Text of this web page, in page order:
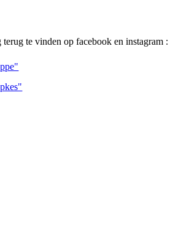
te vinden op facebook en instagram :